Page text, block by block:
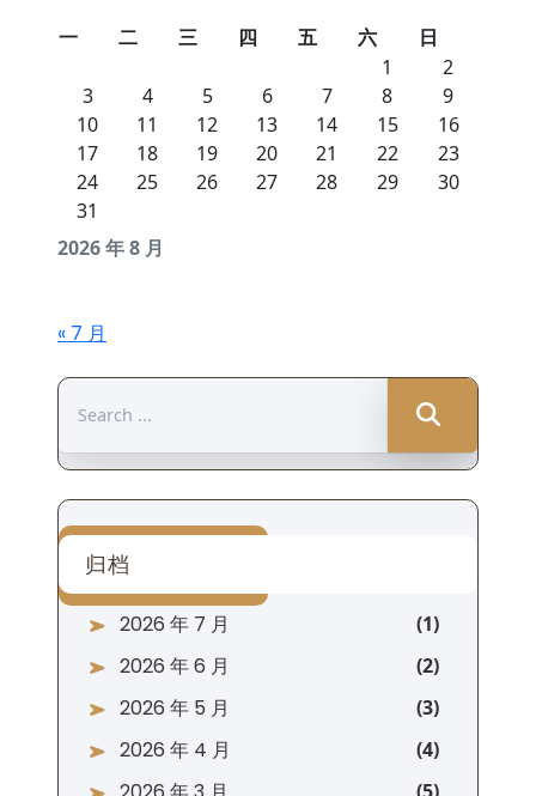
2026 年 8 月
一 二 三 四 五 六
日
1
2
3
4 5 6 7 8
9
10
11 12 13 14 15
16
17
18 19 20 21 22
23
24
25 26 27 28 29
30
31
« 7 月
for:
归档
2026 年 7 月
2026 年 6 月
2026 年 5 月
2026 年 4 月